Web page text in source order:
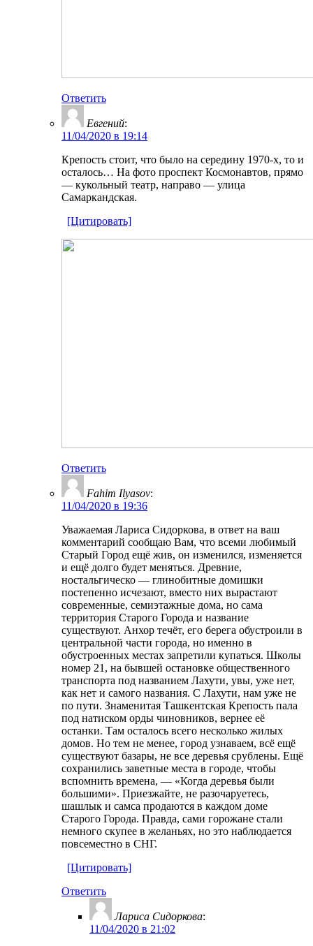
Ответить
Евгений:
11/04/2020 в 19:14
Крепость стоит, что было на середину 1970-х, то и
осталось… На фото проспект Космонавтов, прямо
— кукольный театр, направо — улица
Самаркандская.
[Цитировать]
Ответить
Fahim Ilyasov:
11/04/2020 в 19:36
Уважаемая Лариса Сидоркова, в ответ на ваш
комментарий сообщаю Вам, что всеми любимый
Старый Город ещё жив, он изменился, изменяется
и ещё долго будет меняться. Древние,
ностальгическо — глинобитные домишки
постепенно исчезают, вместо них вырастают
современные, семиэтажные дома, но сама
территория Старого Города и название
существуют. Анхор течёт, его берега обустроили в
центральной части города, но именно в
обустроенных местах запретили купаться. Школы
номер 21, на бывшей остановке общественного
транспорта под названием Лахути, увы, уже нет,
как нет и самого названия. С Лахути, нам уже не
по пути. Знаменитая Ташкентская Крепость пала
под натиском орды чиновников, вернее её
останки. Там осталось всего несколько жилых
домов. Но тем не менее, город узнаваем, всё ещё
существуют базары, не все деревья срублены. Ещё
сохранились заветные места в городе, чтобы
вспомнить времена, — «Когда деревья были
большими». Приезжайте, не разочаруетесь,
шашлык и самса продаются в каждом доме
Старого Города. Правда, сами горожане стали
немного скупее в желаньях, но это наблюдается
повсеместно в СНГ.
[Цитировать]
Ответить
Лариса Сидоркова:
11/04/2020 в 21:02